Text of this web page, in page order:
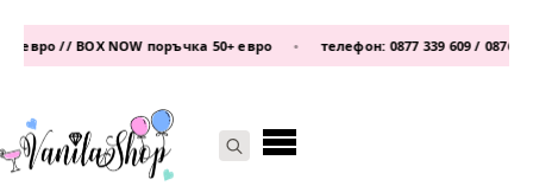
поръчка 50+ евро • телефон:0877 339 609/0876 93 22 25 •